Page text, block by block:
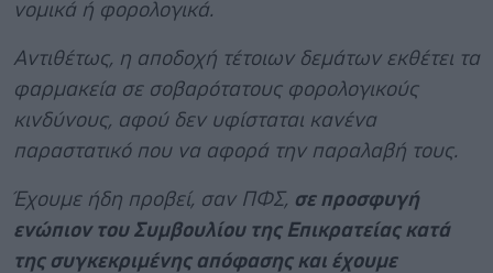
νομικά ή φορολογικά.
Αντιθέτως, η αποδοχή τέτοιων δεμάτων εκθέτει τα
φαρμακεία σε σοβαρότατους φορολογικούς
κινδύνους, αφού δεν υφίσταται κανένα
παραστατικό που να αφορά την παραλαβή τους.
Έχουμε ήδη προβεί, σαν ΠΦΣ, σε προσφυγή
ενώπιον του Συμβουλίου της Επικρατείας κατά
της συγκεκριμένης απόφασης και έχουμε